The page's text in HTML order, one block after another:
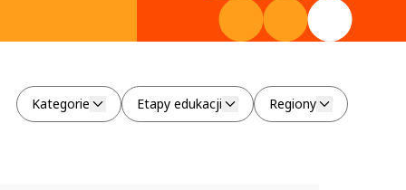
Kategorie Etapy edukacji Regiony